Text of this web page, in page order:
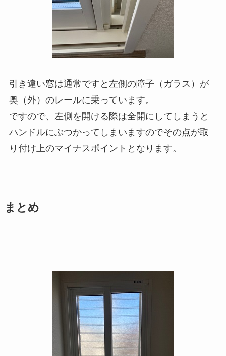
引き違い窓は通常ですと左側の障子（ガラス）が
奥（外）のレールに乗っています。
ですので、左側を開ける際は全開にしてしまうと
ハンドルにぶつかってしまいますのでその点が取
り付け上のマイナスポイントとなります。
まとめ